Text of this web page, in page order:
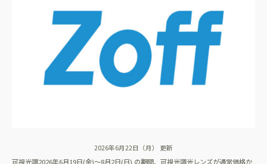
2026年6月22日（月） 更新
可視光調2026年6月19日(金)～8月2日(日) の期間、 可視光調光レンズが通常価格か